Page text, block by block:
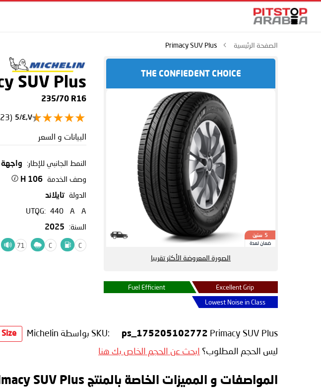
الصفحة الرئيسية Primacy SUV Plus
SUV Plus
235/70 R16
٤٫٧/5 (23 تقييم)
THE CONFIEDENT CHOICE
5 سنين
ضمان لمدة
الصورة المعروضة الأكثر تقريبا
Excellent Grip
Fuel Efficient
Lowest Noise in Class
البيانات و السعر
النمط الجانبي للإطار:
وصف الخدمة 106 H
الدولة تايلاند
UTQG: 440 A
A
السنة:
2025
C
C
71
SKU: ps_175205102772 Primacy SUV Plus بواسطة Michelin
ليس الحجم المطلوب؟ ابحث عن الحجم الخاص بك هنا
المواصفات و المميزات الخاصة بالمنتج Michelin Primacy SUV Plus